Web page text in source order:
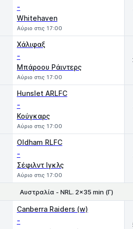
-
Whitehaven
Αύριο στις 17:00
Χάλιφαξ
-
Μπάροου Ράιντερς
Αύριο στις 17:00
Hunslet ARLFC
-
Κούγκαρς
Αύριο στις 17:00
Oldham RLFC
-
Σέφιλντ Ιγκλς
Αύριο στις 17:00
Αυστραλία - NRL. 2x35 min (Γ)
Canberra Raiders (w)
-